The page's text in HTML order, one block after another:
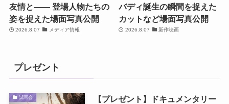
友情と―― 登場人物たちの
姿を捉えた場面写真公開
2026.8.07 メディア情報
バディ誕生の瞬間を捉えた
カットなど場面写真公開
2026.8.07 新作映画
プレゼント
試写会
【プレゼント】ドキュメンタリー